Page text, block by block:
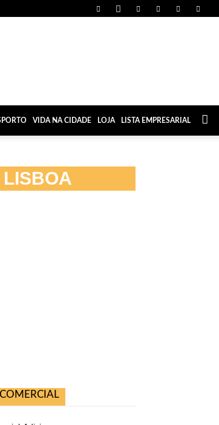
VIDA NA CIDADE LOJA LISTA EMPRESARIAL
LISBOA